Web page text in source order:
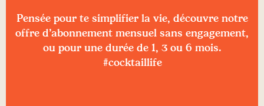
Pensée pour te simplifier la vie, découvre notre
offre d’abonnement mensuel sans engagement,
ou pour une durée de 1, 3 ou 6 mois.
#cocktaillife